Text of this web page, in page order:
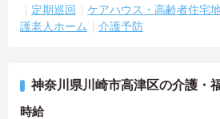
定期巡回
ケアハウス・高齢者住宅
護老人ホーム
介護予防
神奈川県川崎市高津区の介護・
時給